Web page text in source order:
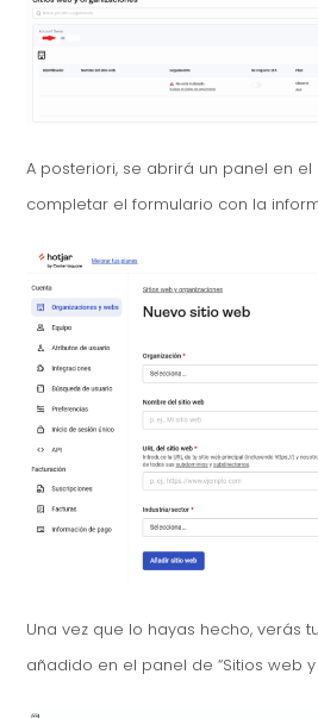
A posteriori, se abrirá un panel en
completar el formulario con la
Una vez que lo hayas hecho, verás
añadido en el panel de “Sitios web